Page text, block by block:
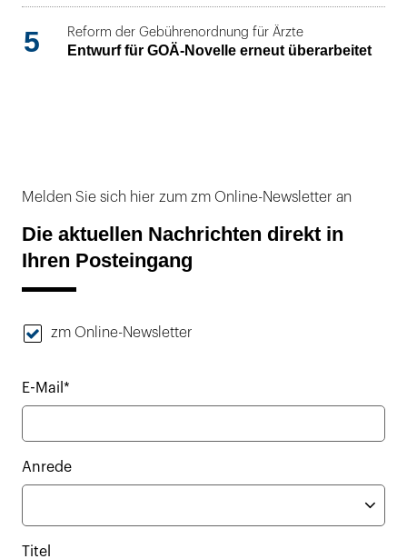
5 Reform der Gebührenordnung für Ärzte
Entwurf für GOÄ-Novelle erneut überarbeitet
Melden Sie sich hier zum zm Online-Newsletter an
Die aktuellen Nachrichten direkt in
Ihren Posteingang
zm Online-Newsletter
E-Mail*
Anrede
Titel